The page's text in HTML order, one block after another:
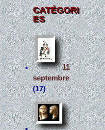
CATÉGORI
ES
11
septembre
(17)